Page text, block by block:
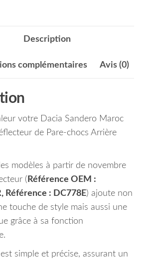
Description
complémentaires Avis (0)
votre Dacia Sandero Maroc
de Pare-chocs Arrière
modèles à partir de novembre
( Référence OEM :
Référence : DC778E) ajoute non
touche de style mais aussi une
grâce à sa fonction
est simple et précise, assurant un